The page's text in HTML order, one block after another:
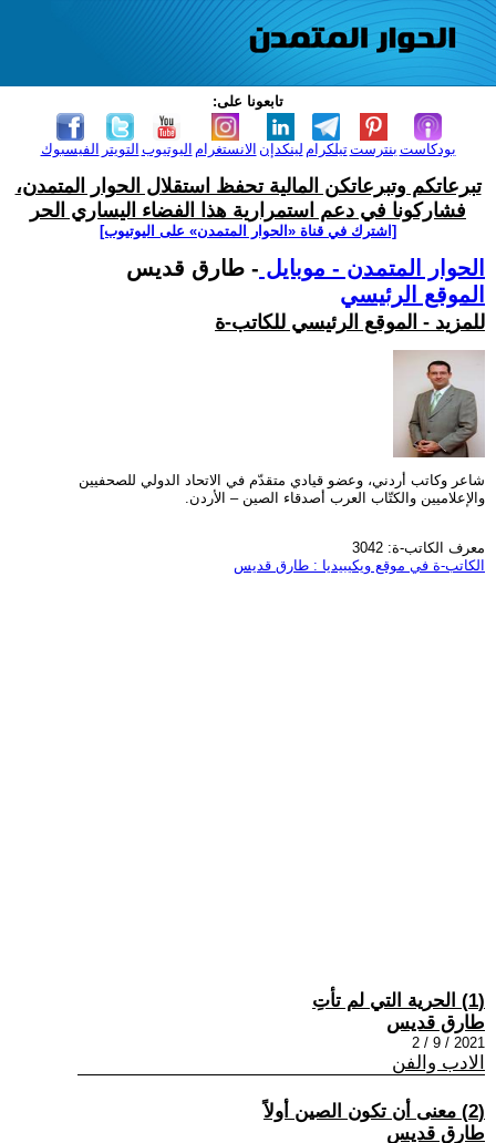
تابعونا على:
الفيسبوك التويتر اليوتيوب الانستغرام لينكدإن تيلكرامبنترست بودكاست
تبرعاتكم وتبرعاتكن المالية تحفظ استقلال الحوار المتمدن،
فشاركونا في دعم استمرارية هذا الفضاء اليساري الحر
[اشترك في قناة ‫«الحوار المتمدن» على اليوتيوب]
الحوار المتمدن - موبايل - طارق قديس
الموقع الرئيسي
للمزيد - الموقع الرئيسي للكاتب-ة
شاعر وكاتب أردني، وعضو قيادي متقدّم في الاتحاد الدولي للصحفيين
والإعلاميين والكتّاب العرب أصدقاء الصين – الأردن.
معرف الكاتب-ة: 3042
الكاتب-ة في موقع ويكيبيديا : طارق قديس
(1) الحرية التي لم تأتِ
طارق قديس
2021 / 9 / 2
الادب والفن
(2) معنى أن تكون الصين أولاً
طارق قديس